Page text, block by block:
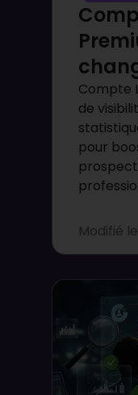
Compte
de
pour
Modifié le